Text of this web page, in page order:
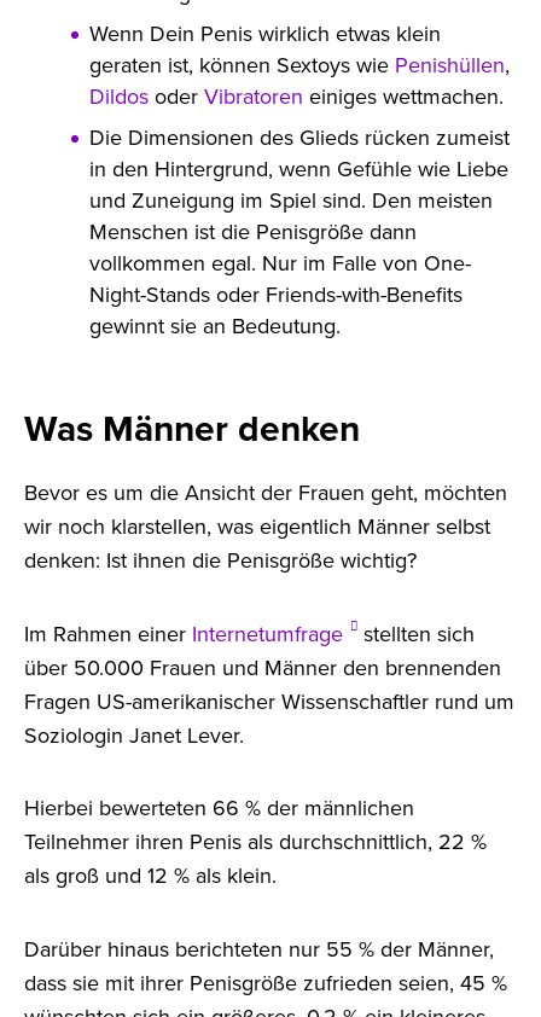
Wenn Dein Penis wirklich etwas klein
geraten ist, können Sextoys wie Penishüllen,
Dildos oder Vibratoren einiges wettmachen.
Die Dimensionen des Glieds rücken zumeist
in den Hintergrund, wenn Gefühle wie Liebe
und Zuneigung im Spiel sind. Den meisten
Menschen ist die Penisgröße dann
vollkommen egal. Nur im Falle von One-
Night-Stands oder Friends-with-Benefits
gewinnt sie an Bedeutung.
Was Männer denken
Bevor es um die Ansicht der Frauen geht, möchten
wir noch klarstellen, was eigentlich Männer selbst
denken: Ist ihnen die Penisgröße wichtig?
Im Rahmen einer Internetumfrage
stellten sich
über 50.000 Frauen und Männer den brennenden
Fragen US-amerikanischer Wissenschaftler rund um
Soziologin Janet Lever.
Hierbei bewerteten 66 % der männlichen
Teilnehmer ihren Penis als durchschnittlich, 22 %
als groß und 12 % als klein.
Darüber hinaus berichteten nur 55 % der Männer,
dass sie mit ihrer Penisgröße zufrieden seien, 45 %